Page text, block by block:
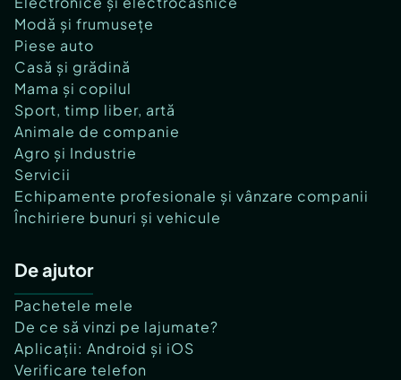
Modă și frumusețe
Piese auto
Casă și grădină
Mama și copilul
Sport, timp liber, artă
Animale de companie
Agro și Industrie
Servicii
Echipamente profesionale și vânzare companii
Închiriere bunuri și vehicule
De ajutor
Pachetele mele
De ce să vinzi pe lajumate?
Aplicații: Android și iOS
Verificare telefon